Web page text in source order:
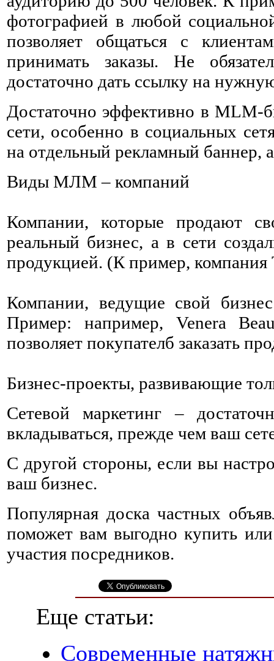
фотографией в любой
позволяет общаться с
принимать заказы. Не
достаточно дать ссылку на
Достаточно эффективно в MLM-
сети, особенно в социальных
на отдельный рекламный баннер,
Виды МЛМ – компаний
Компании, которые продают
реальный бизнес, а в сети
продукцией. (К пример, компания
Компании, ведущие свой
Пример: например, Venera
позволяет покупателб заказать
Бизнес-проекты, развивающие
Сетевой маркетинг –
вкладываться, прежде чем ваш
С другой стороны, если вы
ваш бизнес.
Популярная доска частных
поможет вам выгодно купить
участия посредников.
Еще статьи:
Современные